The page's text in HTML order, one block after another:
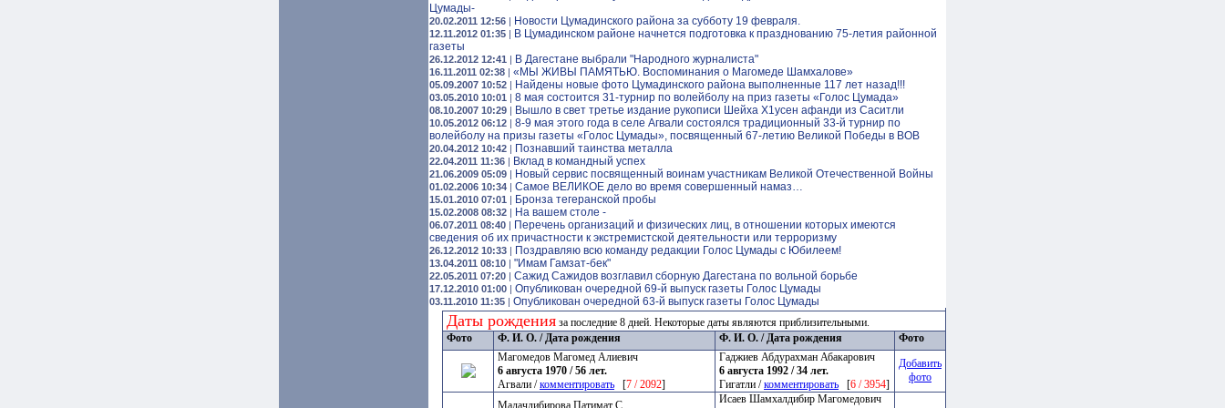
Цумады-
20.02.2011 12:56 | Новости Цумадинского района за субботу 19 февраля.
12.11.2012 01:35 | В Цумадинском районе начнется подготовка к празднованию 75-летия районной
газеты
26.12.2012 12:41 | В Дагестане выбрали "Народного журналиста"
16.11.2011 02:38 | «МЫ ЖИВЫ ПАМЯТЬЮ. Воспоминания о Магомеде Шамхалове»
05.09.2007 10:52 | Найдены новые фото Цумадинского района выполненные 117 лет назад!!!
03.05.2010 10:01 | 8 мая состоится 31-турнир по волейболу на приз газеты «Голос Цумада»
08.10.2007 10:29 | Вышло в свет третье издание рукописи Шейха Х1усен афанди из Саситли
10.05.2012 06:12 | 8-9 мая этого года в селе Агвали состоялся традиционный 33-й турнир по
волейболу на призы газеты «Голос Цумады», посвященный 67-летию Великой Победы в ВОВ
20.04.2012 10:42 | Познавший таинства металла
22.04.2011 11:36 | Вклад в командный успех
21.06.2009 05:09 | Новый сервис посвященный воинам участникам Великой Отечественной Войны
01.02.2006 10:34 | Самое ВЕЛИКОЕ дело во время совершенный намаз…
15.01.2010 07:01 | Бронза тегеранской пробы
15.02.2008 08:32 | На вашем столе -
06.07.2011 08:40 | Перечень организаций и физических лиц, в отношении которых имеются
сведения об их причастности к экстремистской деятельности или терроризму
26.12.2012 10:33 | Поздравляю всю команду редакции Голос Цумады с Юбилеем!
13.04.2011 08:10 | "Имам Гамзат-бек"
22.05.2011 07:20 | Сажид Сажидов возглавил сборную Дагестана по вольной борьбе
17.12.2010 01:00 | Опубликован очередной 69-й выпуск газеты Голос Цумады
03.11.2010 11:35 | Опубликован очередной 63-й выпуск газеты Голос Цумады
Даты рождения за последние 8 дней. Некоторые даты являются приблизительными.
Фото
Ф. И. О. / Дата рождения Ф. И. О. / Дата рождения
Фото
Магомедов Магомед Алиевич
6 августа 1970 / 56 лет.
Агвали /комментировать [7 / 2092]
Гаджиев Абдурахман Абакарович
6 августа 1992 / 34 лет.
Гигатли /комментировать [6 / 3954]
Добавить
фото
Малачдибирова Патимат С
Исаев Шамхалдибир Магомедович